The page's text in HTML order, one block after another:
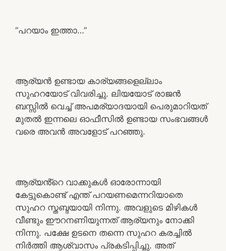
“പറയാം ഇത്താ…”
ആര്യൻ ഉണ്ടായ കാര്യങ്ങളെല്ലാം
സുഹറയോട് വിവരിച്ചു. ലിയയോട് രാജൻ
ബസ്സിൽ വെച്ച് അപമര്യാദയായി പെരുമാറിയത്
മുതൽ ഇന്നലെ ഓഫീസിൽ ഉണ്ടായ സംഭവങ്ങൾ
വരെ അവൻ അവളോട് പറഞ്ഞു.
ആര്യൻ്റെ വാക്കുകൾ ഓരോന്നായി
കേട്ടുകൊണ്ട് എന്ത് പറയണമെന്നറിയാതെ
സുഹറ സ്തബ്ദയായി നിന്നു. അവളുടെ മിഴികൾ
വീണ്ടും ഈറനണിയുന്നത് ആര്യനും നോക്കി
നിന്നു. പക്ഷേ ഉടനെ തന്നെ സുഹറ കരച്ചിൽ
നിർത്തി ആശ്വാസം പ്രകടിപ്പിച്ചു. അത്